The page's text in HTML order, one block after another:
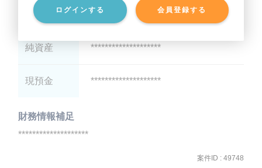
ログインする 会員登録する
有利子負債 ********************
純資産 ********************
現預金 ********************
財務情報補足
********************
案件ID : 49748